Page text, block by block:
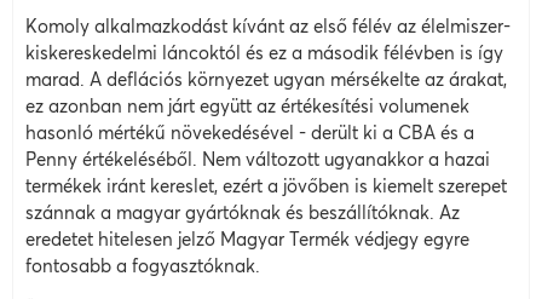
Komoly alkalmazkodást kívánt az első félév az élelmiszer-
kiskereskedelmi láncoktól és ez a második félévben is így
marad. A deflációs környezet ugyan mérsékelte az árakat,
ez azonban nem járt együtt az értékesítési volumenek
hasonló mértékű növekedésével - derült ki a CBA és a
Penny értékeléséből. Nem változott ugyanakkor a hazai
termékek iránt kereslet, ezért a jövőben is kiemelt szerepet
szánnak a magyar gyártóknak és beszállítóknak. Az
eredetet hitelesen jelző Magyar Termék védjegy egyre
fontosabb a fogyasztóknak.